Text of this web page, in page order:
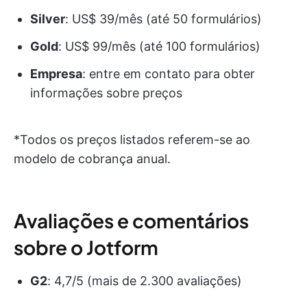
Silver: US$ 39/mês (até 50 formulários)
Gold: US$ 99/mês (até 100 formulários)
Empresa: entre em contato para obter
informações sobre preços
*Todos os preços listados referem-se ao
modelo de cobrança anual.
Avaliações e comentários
sobre o Jotform
G2: 4,7/5 (mais de 2.300 avaliações)